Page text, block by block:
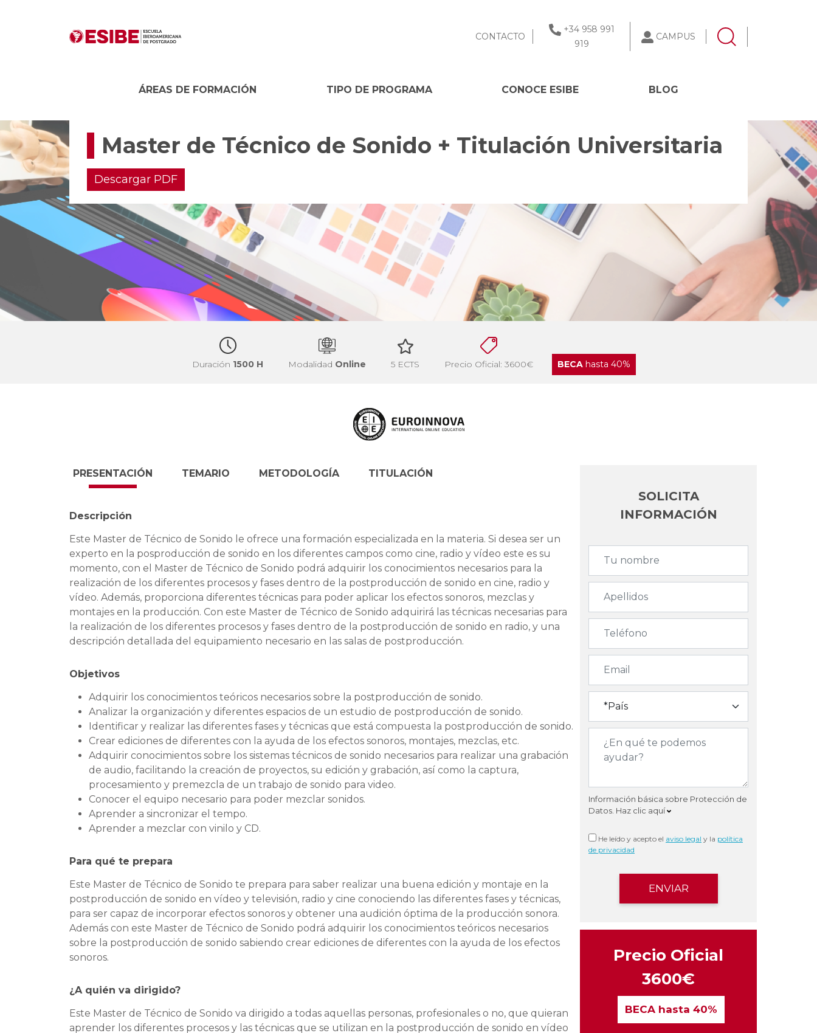
CONTACTO
+34 958 991
919
CAMPUS
ÁREAS DE FORMACIÓN TIPO DE PROGRAMA CONOCE ESIBE BLOG
Master de Técnico de Sonido + Titulación Universitaria
Descargar PDF
Duración 1500 H Modalidad Online 5 ECTS Precio Oficial: 3600€ BECA hasta 40%
PRESENTACIÓN
Descripción
Este Master de Técnico de Sonido le ofrece una formación especializada en la materia. Si desea ser un
experto en la posproducción de sonido en los diferentes campos como cine, radio y vídeo este es su
momento, con el Master de Técnico de Sonido podrá adquirir los conocimientos necesarios para la
realización de los diferentes procesos y fases dentro de la postproducción de sonido en cine, radio y
vídeo. Además, proporciona diferentes técnicas para poder aplicar los efectos sonoros, mezclas y
montajes en la producción. Con este Master de Técnico de Sonido adquirirá las técnicas necesarias para
la realización de los diferentes procesos y fases dentro de la postproducción de sonido en radio, y una
descripción detallada del equipamiento necesario en las salas de postproducción.
Objetivos
Adquirir los conocimientos teóricos necesarios sobre la postproducción de sonido.
Analizar la organización y diferentes espacios de un estudio de postproducción de sonido.
Identificar y realizar las diferentes fases y técnicas que está compuesta la postproducción de sonido.
Crear ediciones de diferentes con la ayuda de los efectos sonoros, montajes, mezclas, etc.
Adquirir conocimientos sobre los sistemas técnicos de sonido necesarios para realizar una grabación
de audio, facilitando la creación de proyectos, su edición y grabación, así como la captura,
procesamiento y premezcla de un trabajo de sonido para video.
Conocer el equipo necesario para poder mezclar sonidos.
Aprender a sincronizar el tempo.
Aprender a mezclar con vinilo y CD.
Para qué te prepara
Este Master de Técnico de Sonido te prepara para saber realizar una buena edición y montaje en la
postproducción de sonido en vídeo y televisión, radio y cine conociendo las diferentes fases y técnicas,
para ser capaz de incorporar efectos sonoros y obtener una audición óptima de la producción sonora.
Además con este Master de Técnico de Sonido podrá adquirir los conocimientos teóricos necesarios
sobre la postproducción de sonido sabiendo crear ediciones de diferentes con la ayuda de los efectos
sonoros.
¿A quién va dirigido?
Este Master de Técnico de Sonido va dirigido a todas aquellas personas, profesionales o no, que quieran
aprender los diferentes procesos y las técnicas que se utilizan en la postproducción de sonido en vídeo
TEMARIO METODOLOGÍA TITULACIÓN
SOLICITA
INFORMACIÓN
Información básica sobre Protección de
Datos. Haz clic aquí
He leído y acepto el aviso legal y la política
de privacidad
Precio Oficial
3600€
BECAhasta 40%